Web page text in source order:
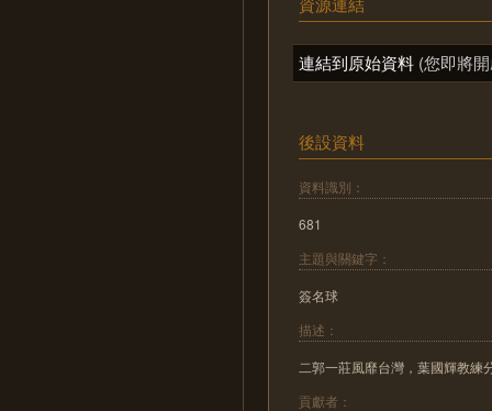
連結到原始資料 (您即將
後設資料
資料識別：
681
主題與關鍵字：
簽名球
描述：
二郭一莊風靡台灣，葉國輝教練
貢獻者：